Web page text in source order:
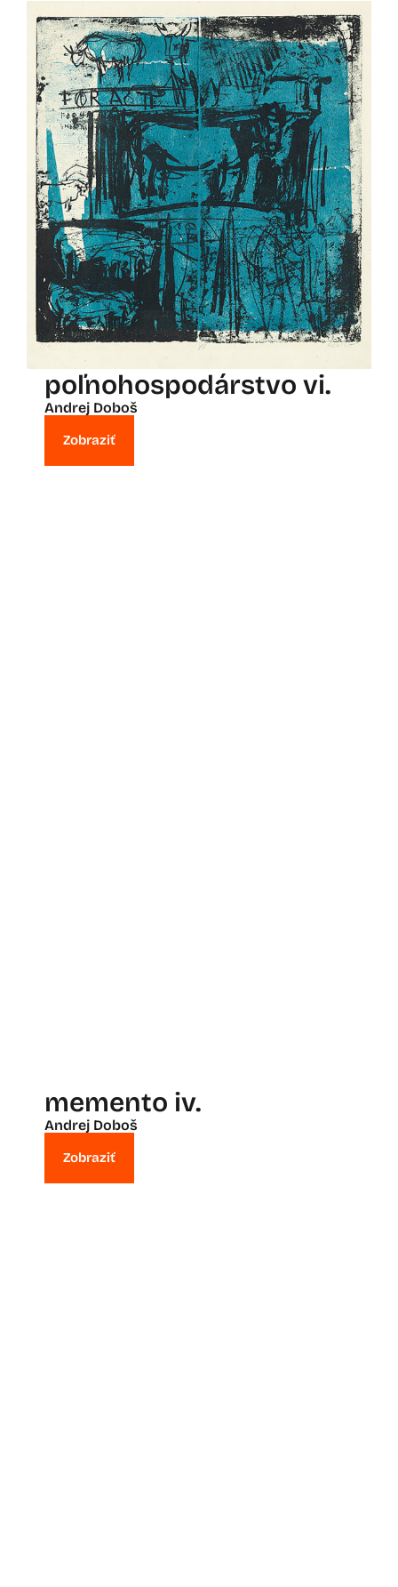
poľnohospodárstvo vi.
Andrej Doboš
Zobraziť
memento iv.
Andrej Doboš
Zobraziť